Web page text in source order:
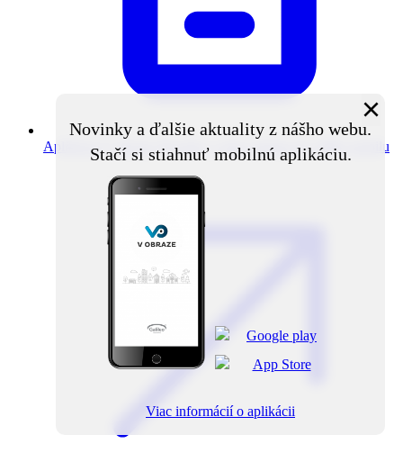
Aplikácia V obraze Novinky z obce priamo do vášho mobilu
Novinky a ďalšie aktuality z nášho webu.
Stačí si stiahnuť mobilnú aplikáciu.
×
Viac informácií o aplikácii